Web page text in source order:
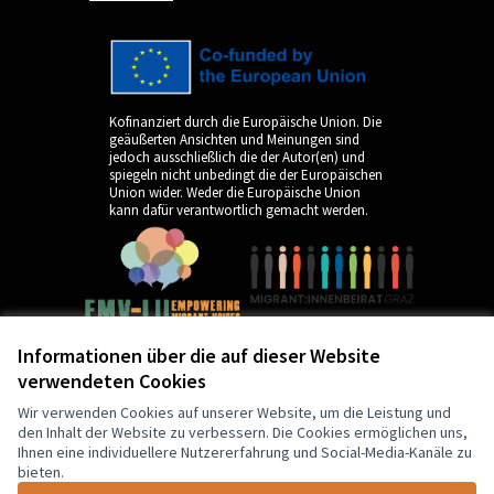
Informationen über die auf dieser Website
verwendeten Cookies
Wir verwenden Cookies auf unserer Website, um die Leistung und
den Inhalt der Website zu verbessern. Die Cookies ermöglichen uns,
Ihnen eine individuellere Nutzererfahrung und Social-Media-Kanäle zu
bieten.
Kofinanziert durch die Europäische Union. Die
geäußerten Ansichten und Meinungen sind
jedoch ausschließlich die der Autor(en) und
spiegeln nicht unbedingt die der Europäischen
Union wider. Weder die Europäische Union
kann dafür verantwortlich gemacht werden.
by